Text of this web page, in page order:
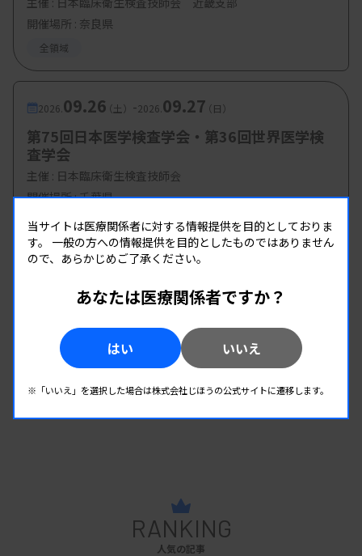
開催場所 : 奈良県
全領域
2026. 09.26（土） -2026. 09.27（日）
第75回日本医学検査学会・第36回世界医学検
査学会
主催 : 日本臨床衛生検査技師会
開催場所 : 千葉県
全領域
RANKING
人気の記事
当サイトは医療関係者に対する情報提供を目的としておりま
す。 一般の方への情報提供を目的としたものではありません
ので、あらかじめご了承ください。
あなたは医療関係者ですか？
はい いいえ
※「いいえ」を選択した場合は株式会社じほうの公式サイトに遷移します。